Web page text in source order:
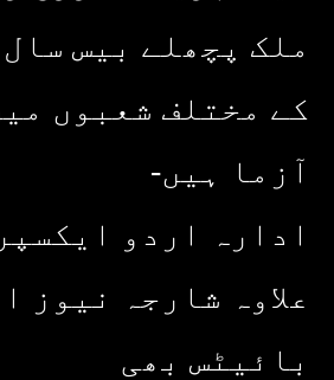
ملک پچھلے بیس
کے مختلف شعبوں
آزما ہیں-
ادارہ اردو
علاوہ شارجہ نیوز
بائیٹس بھی